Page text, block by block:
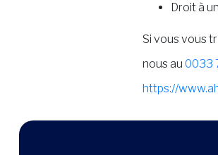
Droit à
Si vous vous
nous au 0033
https://